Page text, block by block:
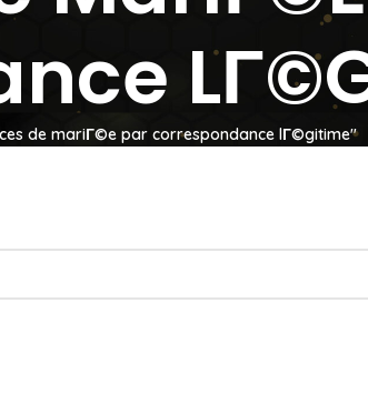
de mariГ©e par correspondance lГ©gitime"